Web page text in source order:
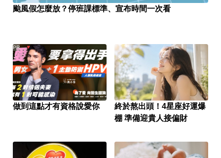
颱風假怎麼放？停班課標準、宣布時間一次看
做到這點才有資格說愛你
PR
終於熬出頭！4星座好運爆
棚 準備迎貴人接偏財